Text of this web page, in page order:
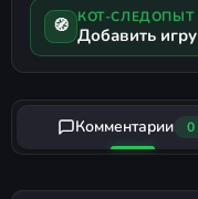
🧭 КОТ-СЛЕДОПЫТ
Добавить игру
Комментарии 0